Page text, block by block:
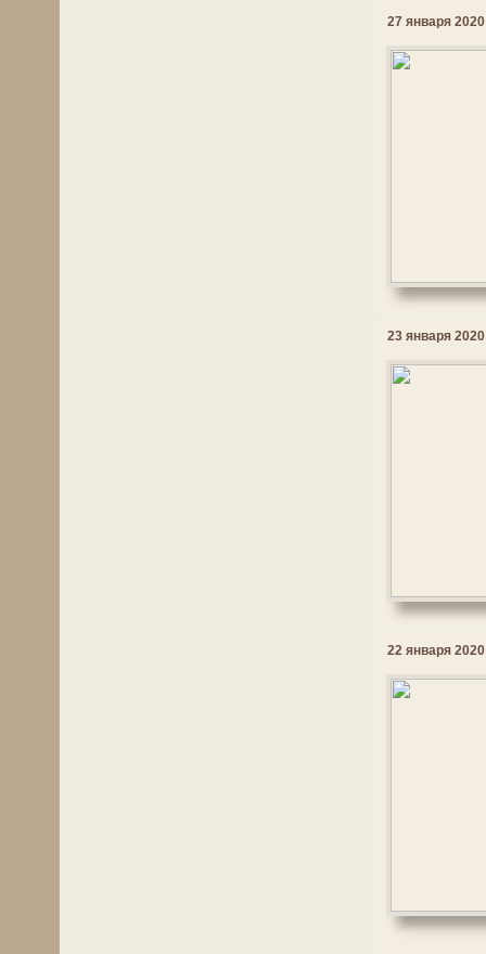
27 января 2020
23 января 2020
22 января 2020